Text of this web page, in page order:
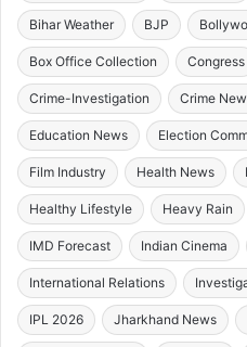
Bihar Weather BJP
Box Office Collection Congress
Crime-Investigation Crime
Education News Election
Film Industry Health News
Healthy Lifestyle Heavy Rain
IMD Forecast Indian Cinema
International Relations
IPL 2026 Jharkhand News